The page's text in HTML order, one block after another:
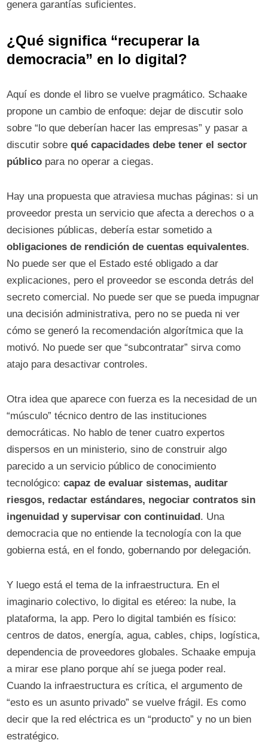
genera garantías suficientes.
¿Qué significa “recuperar la
democracia” en lo digital?
Aquí es donde el libro se vuelve pragmático. Schaake
propone un cambio de enfoque: dejar de discutir solo
sobre “lo que deberían hacer las empresas” y pasar a
discutir sobrequé capacidades debe tener el sector
público para no operar a ciegas.
Hay una propuesta que atraviesa muchas páginas: si un
proveedor presta un servicio que afecta a derechos o a
decisiones públicas, debería estar sometido a
obligaciones de rendición de cuentas equivalentes.
No puede ser que el Estado esté obligado a dar
explicaciones, pero el proveedor se esconda detrás del
secreto comercial. No puede ser que se pueda impugnar
una decisión administrativa, pero no se pueda ni ver
cómo se generó la recomendación algorítmica que la
motivó. No puede ser que “subcontratar” sirva como
atajo para desactivar controles.
Otra idea que aparece con fuerza es la necesidad de un
“músculo” técnico dentro de las instituciones
democráticas. No hablo de tener cuatro expertos
dispersos en un ministerio, sino de construir algo
parecido a un servicio público de conocimiento
tecnológico:capaz de evaluar sistemas, auditar
riesgos, redactar estándares, negociar contratos sin
ingenuidad y supervisar con continuidad . Una
democracia que no entiende la tecnología con la que
gobierna está, en el fondo, gobernando por delegación.
Y luego está el tema de la infraestructura. En el
imaginario colectivo, lo digital es etéreo: la nube, la
plataforma, la app. Pero lo digital también es físico:
centros de datos, energía, agua, cables, chips, logística,
dependencia de proveedores globales. Schaake empuja
a mirar ese plano porque ahí se juega poder real.
Cuando la infraestructura es crítica, el argumento de
“esto es un asunto privado” se vuelve frágil. Es como
decir que la red eléctrica es un “producto” y no un bien
estratégico.